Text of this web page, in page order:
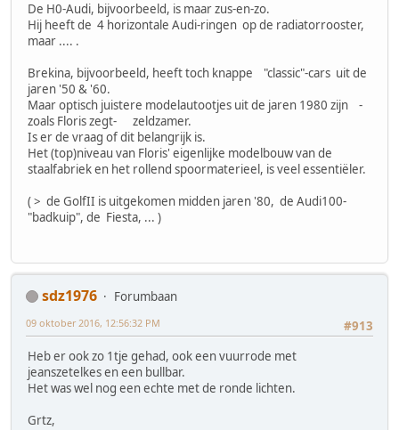
De H0-Audi, bijvoorbeeld, is maar zus-en-zo.
Hij heeft de 4 horizontale Audi-ringen op de radiatorrooster,
maar .... .
Brekina, bijvoorbeeld, heeft toch knappe "classic"-cars uit de
jaren '50 & '60.
Maar optisch juistere modelautootjes uit de jaren 1980 zijn -
zoals Floris zegt- zeldzamer.
Is er de vraag of dit belangrijk is.
Het (top)niveau van Floris' eigenlijke modelbouw van de
staalfabriek en het rollend spoormaterieel, is veel essentiëler.
( > de GolfII is uitgekomen midden jaren '80, de Audi100-
"badkuip", de Fiesta, ... )
sdz1976
Forumbaan
#913
09 oktober 2016, 12:56:32 PM
Heb er ook zo 1tje gehad, ook een vuurrode met
jeanszetelkes en een bullbar.
Het was wel nog een echte met de ronde lichten.
Grtz,